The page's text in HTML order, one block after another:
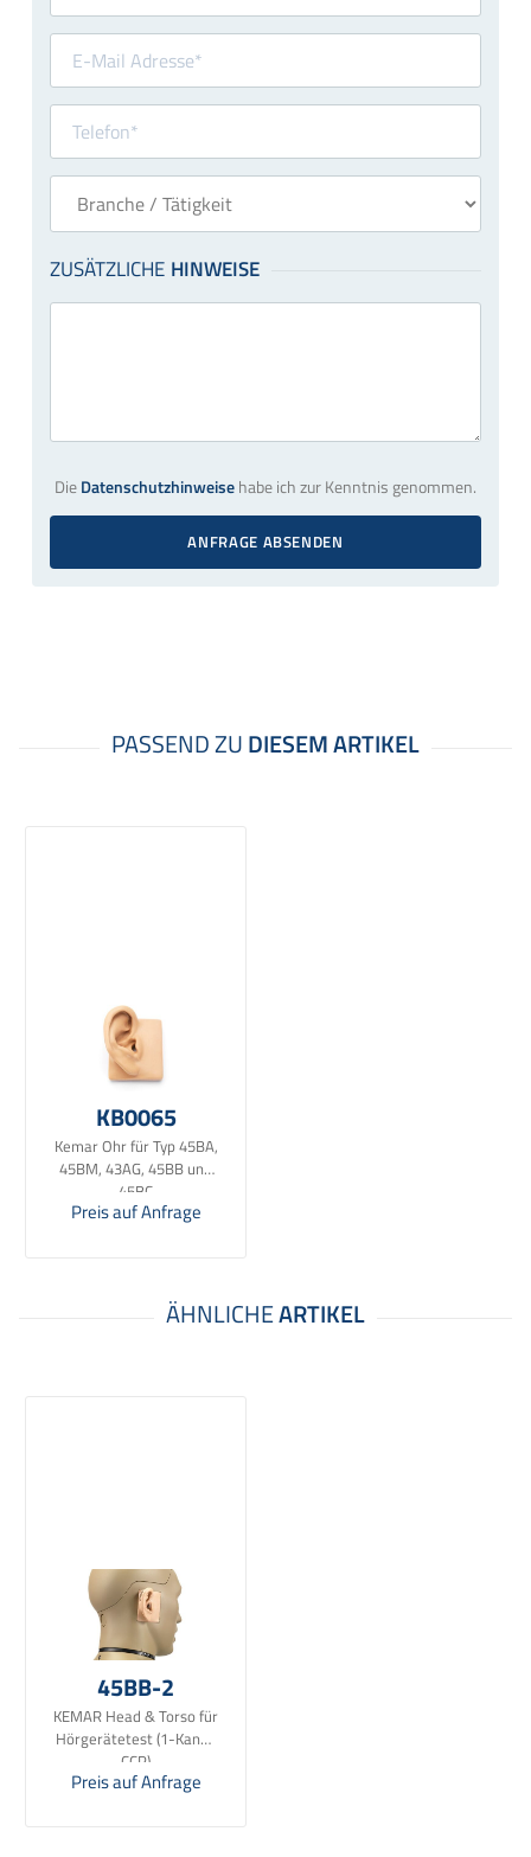
DieDatenschutzhinweisehabe ich zur Kenntnis genommen.
ANFRAGE ABSENDEN
KB0065
Kemar Ohr für Typ 45BA,
45BM, 43AG, 45BB und
45BC
Preis auf Anfrage
45BB-2
KEMAR Head & Torso für
Hörgerätetest (1-Kanal,
CCP)
Preis auf Anfrage